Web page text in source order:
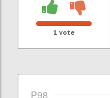
1 vote
P98